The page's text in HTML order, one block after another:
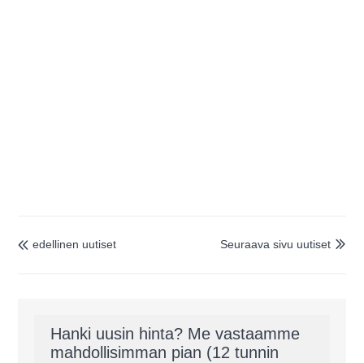
 edellinen uutiset 
Seuraava sivu uutiset
Hanki uusin hinta? Me vastaamme
mahdollisimman pian (12 tunnin